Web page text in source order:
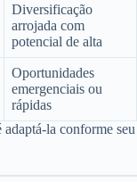
Diversificação
arrojada com
potencial de alta
Oportunidades
emergenciais ou
rápidas
adaptá-la conforme seu